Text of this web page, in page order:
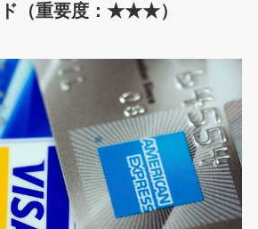
ド（重要度：★★★）